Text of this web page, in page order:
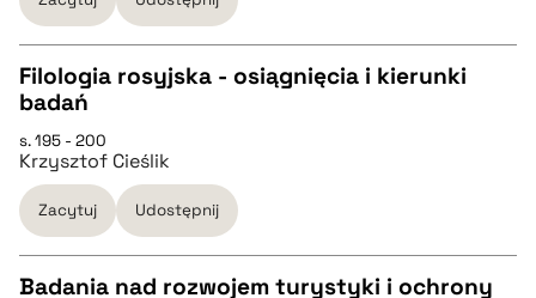
BIBTEX
pobierz cytat
pobierz cytat
BIBTEX
Filologia rosyjska - osiągnięcia i kierunki
badań
s. 195 - 200
Krzysztof Cieślik
Zacytuj Udostępnij
Badania nad rozwojem turystyki i ochrony